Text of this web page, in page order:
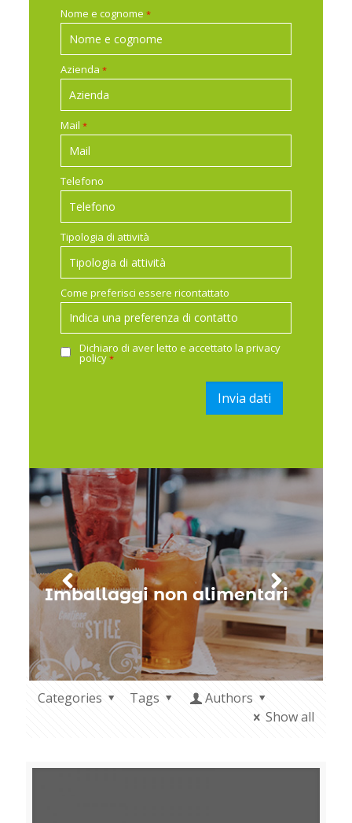
Nome e cognome *
Azienda *
Mail *
Telefono
Tipologia di attività
Come preferisci essere ricontattato
Dichiaro di aver letto e accettato la privacy
policy *
Imballaggi non alimentari
Categories Tags
Authors
Show all